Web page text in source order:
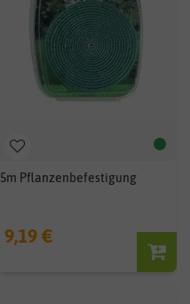
5m Pflanzenbefestigung
9,19 €